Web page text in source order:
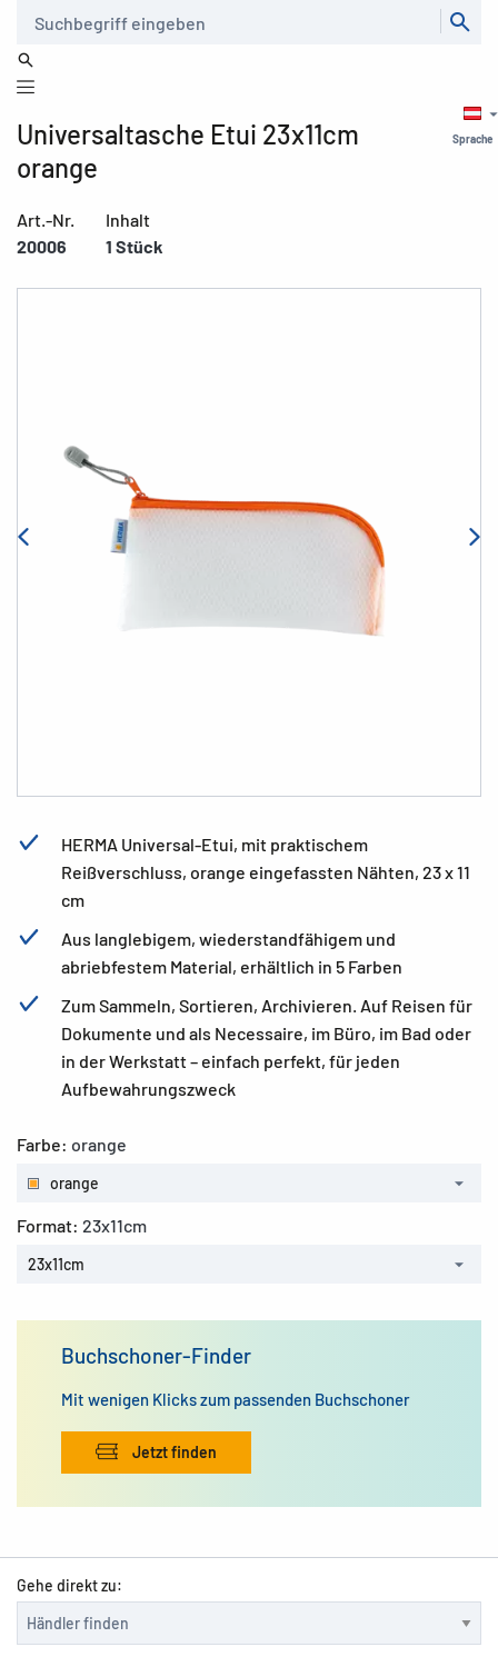
Sprache
Universaltasche Etui 23x11cm
orange
Art.-Nr.
20006
Inhalt
1 Stück
HERMA Universal-Etui, mit praktischem
Reißverschluss, orange eingefassten Nähten, 23 x 11
cm
Aus langlebigem, wiederstandfähigem und
abriebfestem Material, erhältlich in 5 Farben
Zum Sammeln, Sortieren, Archivieren. Auf Reisen für
Dokumente und als Necessaire, im Büro, im Bad oder
in der Werkstatt – einfach perfekt, für jeden
Aufbewahrungszweck
Farbe: orange
orange
Format: 23x11cm
23x11cm
Buchschoner-Finder
Mit wenigen Klicks zum passenden Buchschoner
Jetzt finden
Gehe direkt zu: